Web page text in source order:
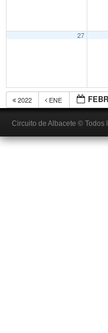
27
2022 ENE
Circuito de Albacete © Todos